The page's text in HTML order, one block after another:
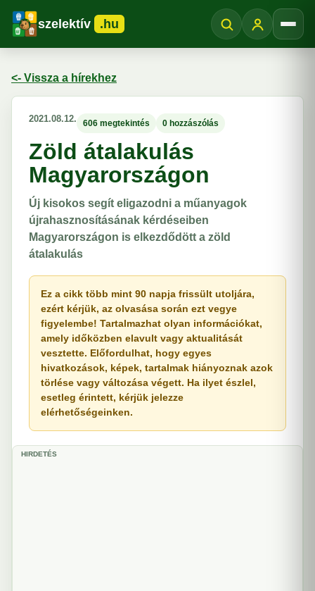
szelektív .hu
<- Vissza a hírekhez
2021.08.12. 606 megtekintés 0 hozzászólás
Zöld átalakulás
Magyarországon
Új kisokos segít eligazodni a műanyagok
újrahasznosításának kérdéseiben
Magyarországon is elkezdődött a zöld
átalakulás
Ez a cikk több mint 90 napja frissült utoljára,
ezért kérjük, az olvasása során ezt vegye
figyelembe! Tartalmazhat olyan információkat,
amely időközben elavult vagy aktualitását
vesztette. Előfordulhat, hogy egyes
hivatkozások, képek, tartalmak hiányoznak azok
törlése vagy változása végett. Ha ilyet észlel,
esetleg érintett, kérjük jelezze
elérhetőségeinken.
HIRDETÉS